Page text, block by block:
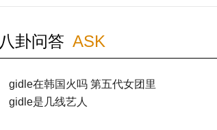
八卦问答 ASK
gidle在韩国火吗 第五代女团里
gidle是几线艺人